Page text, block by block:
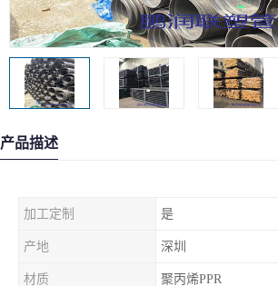
产品描述
加工定制 是
产地 深圳
材质 聚丙烯PPR